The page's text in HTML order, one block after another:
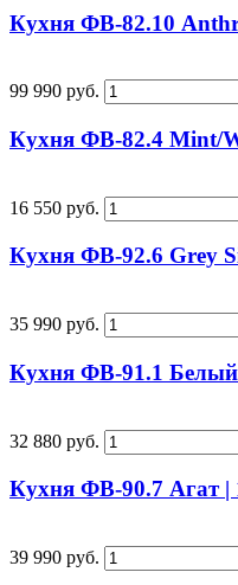
Кухня ФВ-82.10
99 990 руб.
Кухня ФВ-82.4 Mint/
16 550 руб.
Кухня ФВ-92.6 Grey
35 990 руб.
Кухня ФВ-91.1
32 880 руб.
Кухня ФВ-90.7 Агат |
39 990 руб.